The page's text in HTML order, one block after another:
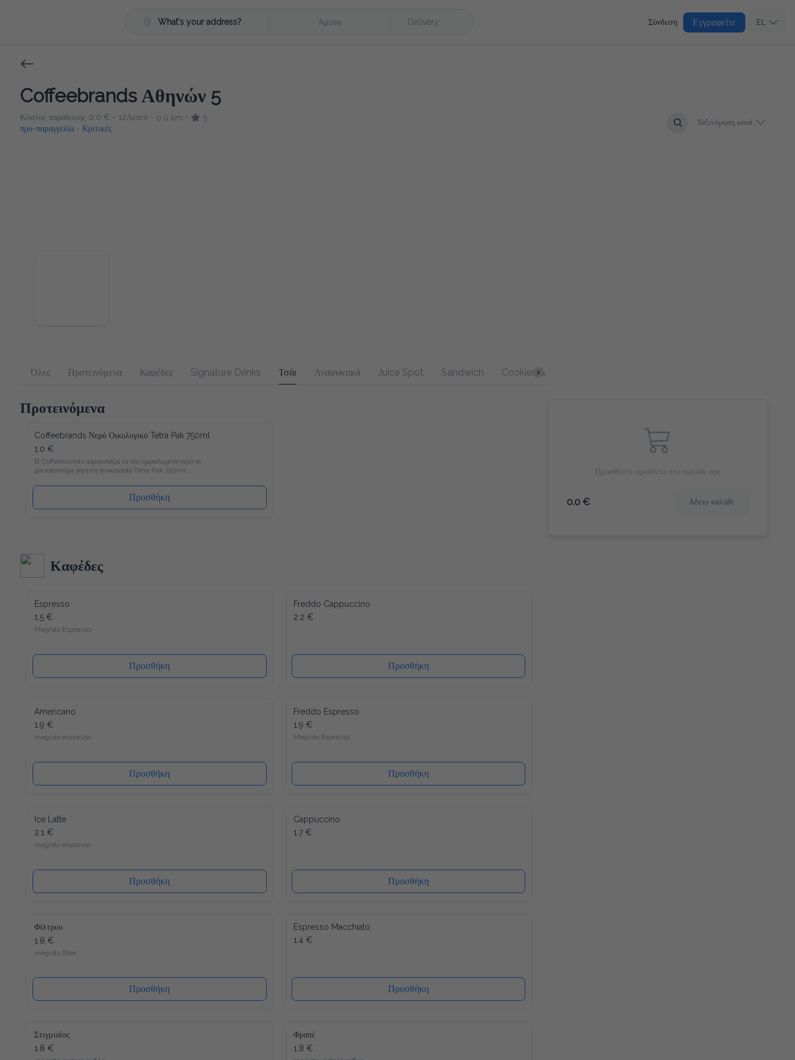
What's your address? Άμεσα Delivery Σύνδεση Εγγραφείτε EL
Coffeebrands Αθηνών 5
Κόστος παράδοσης 0.0 € • 12Λεπτό • 0.0 km •
5
προ-παραγγελία • Κριτικές
Ταξινόμηση κατά
Όλες Προτεινόμενα Καφέδες Signature Drinks Τσάι Αναψυκτικά Juice Spot Sandwich Cookies & Bites
Προτεινόμενα
Coffeebrands Νερό Οικολογικό Tetra Pak 750ml
1.0 €
Η Coffeebrands παρουσιάζει το νέο εμφιαλωμένο νερό σε
μία καινοτόμα χάρτινη συσκευασία Tetra Pak 750ml.
ιδανικές αναλογίες μετάλλων και σε χάρτινη συσκευασία Tetra
Pak που θα επιτρέπει στους καταναλωτές μας να
απολαμβάνουν το εμφιαλωμένο νερό με νέο και φιλικό προς
λιγότερο δυνατό αντίκτυπο στο περιβάλλον. Ενώ ένα άλλο
πλεονέκτημα είναι ότι το καπάκι κλείνει ξανά, μετά από κάθε
χρήση, έτσι ώστε το νερό να διατηρείται πάντα φρέσκο ​​και
Προσθήκη
Καφέδες
Espresso
1.5 €
Megisto Espresso
Προσθήκη
Freddo Cappuccino
2.2 €
Προσθήκη
Americano
1.9 €
megisto espresso
Προσθήκη
Freddo Espresso
1.9 €
Megisto Espresso
Προσθήκη
Ice Latte
2.1 €
megisto espresso
Προσθήκη
Cappuccino
1.7 €
Προσθήκη
Φίλτρου
1.8 €
megisto filter
Προσθήκη
Espresso Macchiato
1.4 €
Προσθήκη
Στιγμιαίος
1.8 €
Φραπέ
1.8 €
Προσθέστε προϊόντα στο καλάθι σας
0.0 € Αδειο καλάθι